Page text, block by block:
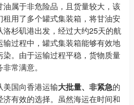
属于非危险品，且货量较大，该
用了多个罐式集装箱，将甘油安
杉矶港出发，经过大约25天的航
过程中，罐式集装箱能够有效地
染。由于运输过程平稳，货物质量
常满意。
美国向香港运输大批量、非紧急的
有效的选择。虽然海运在时间和